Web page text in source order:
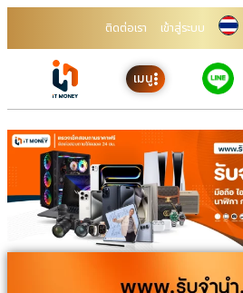
ติดต่อเรา เข้าสู่ระบบ
เมนู